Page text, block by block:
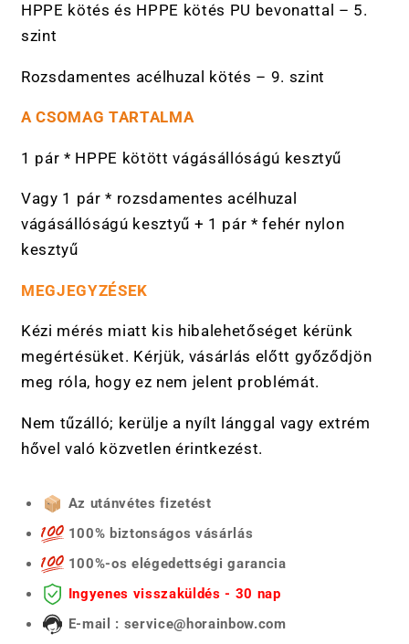
HPPE kötés és HPPE kötés PU bevonattal – 5.
szint
Rozsdamentes acélhuzal kötés – 9. szint
A CSOMAG TARTALMA
1 pár * HPPE kötött vágásállóságú kesztyű
Vagy 1 pár * rozsdamentes acélhuzal
vágásállóságú kesztyű + 1 pár * fehér nylon
kesztyű
MEGJEGYZÉSEK
Kézi mérés miatt kis hibalehetőséget kérünk
megértésüket. Kérjük, vásárlás előtt győződjön
meg róla, hogy ez nem jelent problémát.
Nem tűzálló; kerülje a nyílt lánggal vagy extrém
hővel való közvetlen érintkezést.
Az utánvétes fizetést
100% biztonságos vásárlás
100%-os elégedettségi garancia
Ingyenes visszaküldés - 30 nap
E-mail : service@horainbow.com